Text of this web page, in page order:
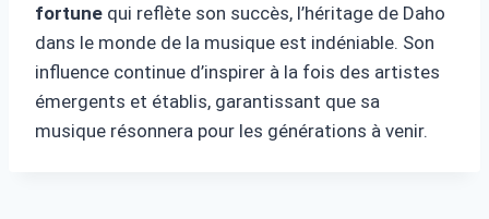
fortune qui reflète son succès, l’héritage de Daho
dans le monde de la musique est indéniable. Son
influence continue d’inspirer à la fois des artistes
émergents et établis, garantissant que sa
musique résonnera pour les générations à venir.